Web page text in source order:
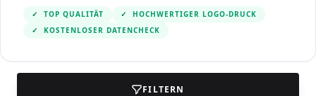
✓ TOP QUALITÄT ✓
HOCHWERTIGER LOGO-DRUCK
✓
KOSTENLOSER DATENCHECK
FILTERN